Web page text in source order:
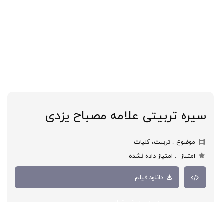
سیره تربیتی علامه مصباح یزدی
موضوع
تربیت، کلیات
امتیاز
امتیاز داده نشده
دانلود فیلم